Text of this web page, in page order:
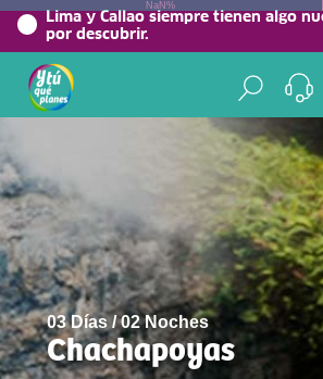
Lima y Callao siempre tienen algo
por descubrir.
NaN%
03 Días / 02 Noches
Chachapoyas